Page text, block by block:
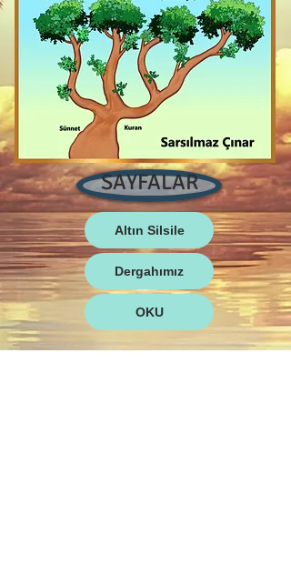
SAYFALAR
Altın Silsile
Dergahımız
OKU